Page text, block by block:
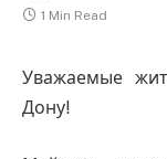
1 Min Read
Уважаемые
Дону!